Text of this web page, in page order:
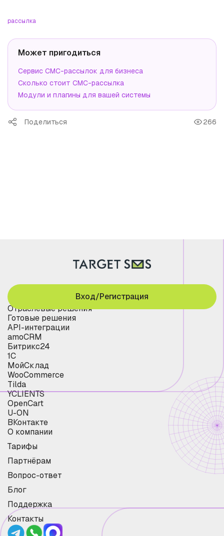
рассылка
Может пригодиться
Сервис СМС-рассылок для бизнеса
Сколько стоит СМС-рассылка
Модули и плагины для вашей системы
Поделиться 266
Отраслевые решения
Готовые решения
API-интеграции
amoCRM
Битрикс24
1С
МойСклад
WooCommerce
Tilda
YCLIENTS
OpenCart
U-ON
ВКонтакте
О компании
Тарифы
Партнёрам
Вопрос-ответ
Блог
Поддержка
Контакты
Вход/Регистрация